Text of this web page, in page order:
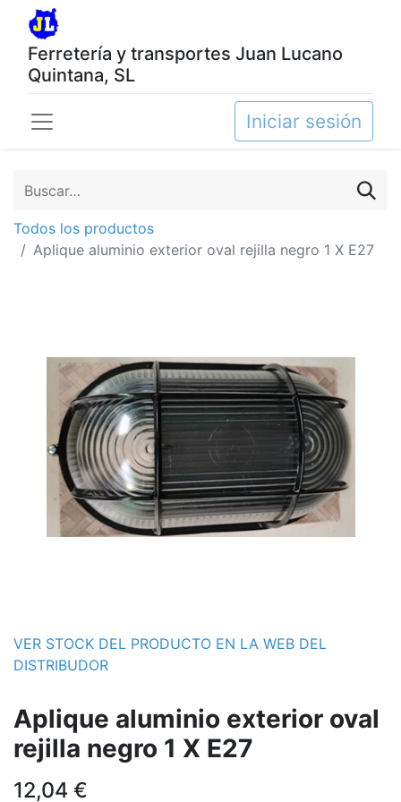
Ferretería y transportes Juan Lucano
Quintana, SL
Iniciar sesión
Todos los productos
Aplique aluminio exterior oval rejilla negro 1 X E27
VER STOCK DEL PRODUCTO EN LA WEB DEL
DISTRIBUDOR
Aplique aluminio exterior oval
rejilla negro 1 X E27
12,04 €